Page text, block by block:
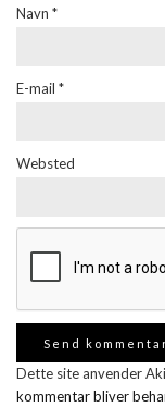
Navn *
E-mail *
Websted
Dette site anvender
kommentar bliver